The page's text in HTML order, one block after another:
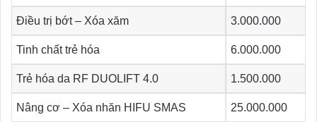
Điều trị bớt – Xóa xăm 3.000.000
Tinh chất trẻ hóa 6.000.000
Trẻ hóa da RF DUOLIFT 4.0 1.500.000
Nâng cơ – Xóa nhăn HIFU SMAS 25.000.000